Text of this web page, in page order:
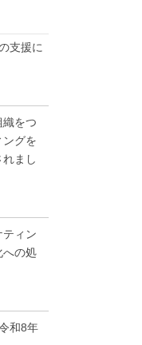
支援に
をつ
ングを
まし
ィン
の処
和8年